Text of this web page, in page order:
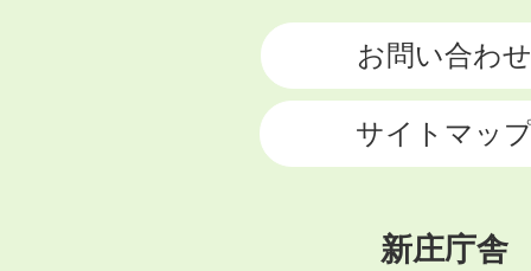
お問い合わせ
サイトマッ
新庄庁舎